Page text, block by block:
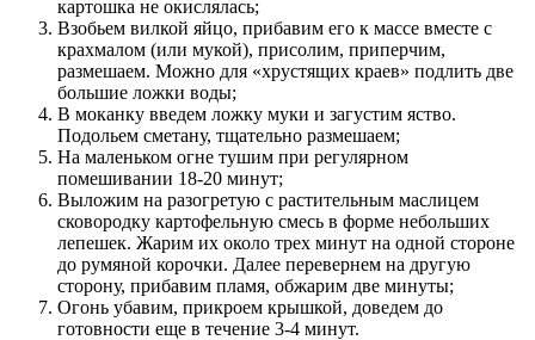
картошка не окислялась;
Взобьем вилкой яйцо, прибавим его к массе вместе с
крахмалом (или мукой), присолим, приперчим,
размешаем. Можно для «хрустящих краев» подлить две
большие ложки воды;
В моканку введем ложку муки и загустим яство.
Подольем сметану, тщательно размешаем;
На маленьком огне тушим при регулярном
помешивании 18-20 минут;
Выложим на разогретую с растительным маслицем
сковородку картофельную смесь в форме небольших
лепешек. Жарим их около трех минут на одной стороне
до румяной корочки. Далее перевернем на другую
сторону, прибавим пламя, обжарим две минуты;
Огонь убавим, прикроем крышкой, доведем до
готовности еще в течение 3-4 минут.